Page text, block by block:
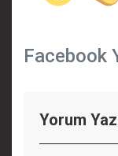
Facebook
Yorum